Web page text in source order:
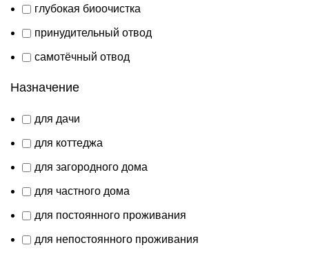
глубокая биоочистка
принудительный отвод
самотёчный отвод
Назначение
для дачи
для коттеджа
для загородного дома
для частного дома
для постоянного проживания
для непостоянного проживания